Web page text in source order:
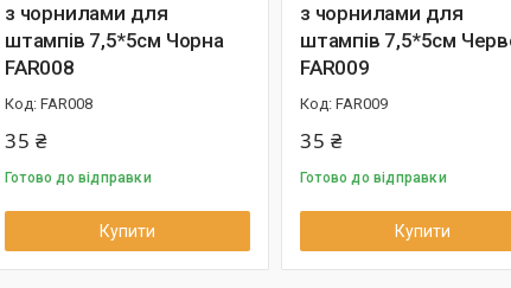
з чорнилами для
штампів 7,5*5см Чорна
FAR008
FAR008
35 ₴
Готово до відправки
Купити
з чорнилами для
штампів 7,5*5см
FAR009
FAR009
35 ₴
Готово до відправки
Купити